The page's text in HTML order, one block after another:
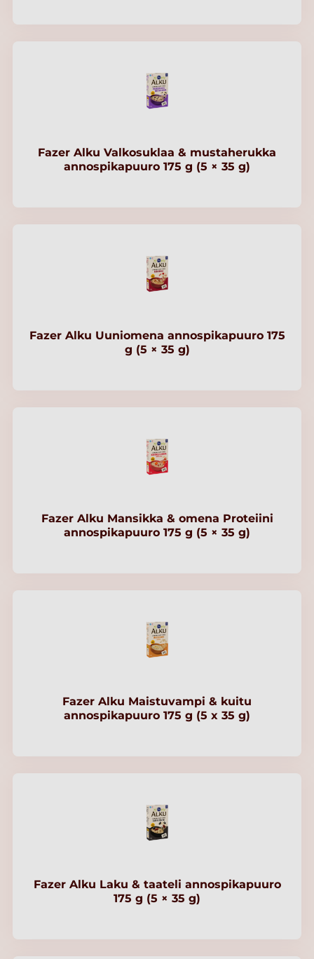
Fazer Alku Valkosuklaa & mustaherukka
annospikapuuro 175 g (5 × 35 g)
Fazer Alku Uuniomena annospikapuuro 175
g (5 × 35 g)
Fazer Alku Mansikka & omena Proteiini
annospikapuuro 175 g (5 × 35 g)
Fazer Alku Maistuvampi & kuitu
annospikapuuro 175 g (5 x 35 g)
Fazer Alku Laku & taateli annospikapuuro
175 g (5 × 35 g)